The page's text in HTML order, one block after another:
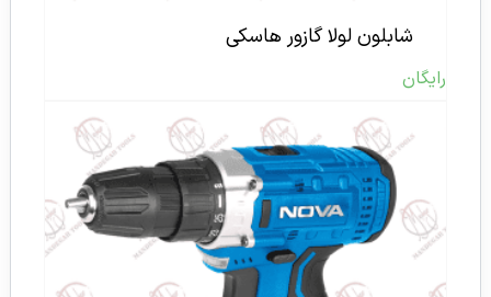
شابلون لولا گازور هاسکی
رایگان